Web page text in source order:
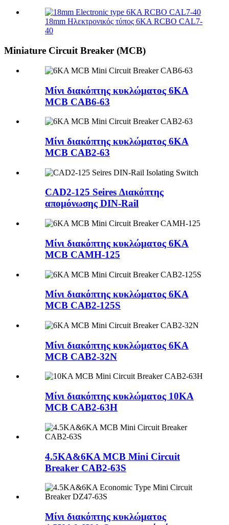
18mm Ηλεκτρονικός τύπος 6KA RCBO CAL7-
40
Miniature Circuit Breaker (MCB)
Μίνι διακόπτης κυκλώματος 6KA
MCB CAB6-63
Μίνι διακόπτης κυκλώματος 6KA
MCB CAB2-63
CAD2-125 Seires Διακόπτης
απομόνωσης DIN-Rail
Μίνι διακόπτης κυκλώματος 6KA
MCB CAMH-125
Μίνι διακόπτης κυκλώματος 6KA
MCB CAB2-125S
Μίνι διακόπτης κυκλώματος 6KA
MCB CAB2-32N
Μίνι διακόπτης κυκλώματος 10KA
MCB CAB2-63H
4.5KA&6KA MCB Mini Circuit
Breaker CAB2-63S
Μίνι διακόπτης κυκλώματος